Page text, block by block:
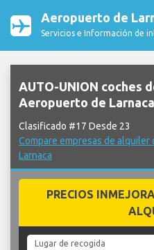
Aeropuerto de
Servicios e Información de
AUTO-UNION coches
Aeropuerto de Larnaca
Clasificado #17 Desde 23
Compare empresas de
Larnaca
PRECIOS
Lugar de recogida